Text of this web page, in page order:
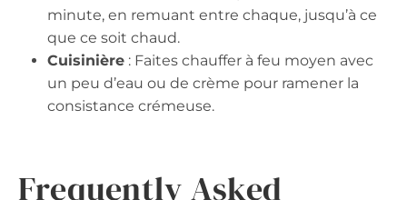
minute, en remuant entre chaque, jusqu’à ce
que ce soit chaud.
Cuisinière : Faites chauffer à feu moyen avec
un peu d’eau ou de crème pour ramener la
consistance crémeuse.
Frequently Asked